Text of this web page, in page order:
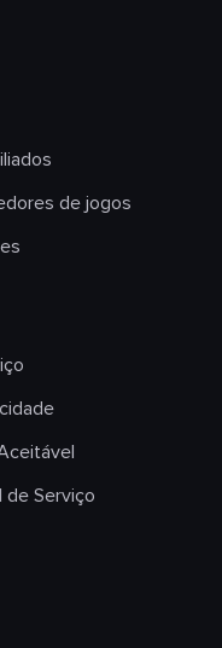
de jogos
Serviço